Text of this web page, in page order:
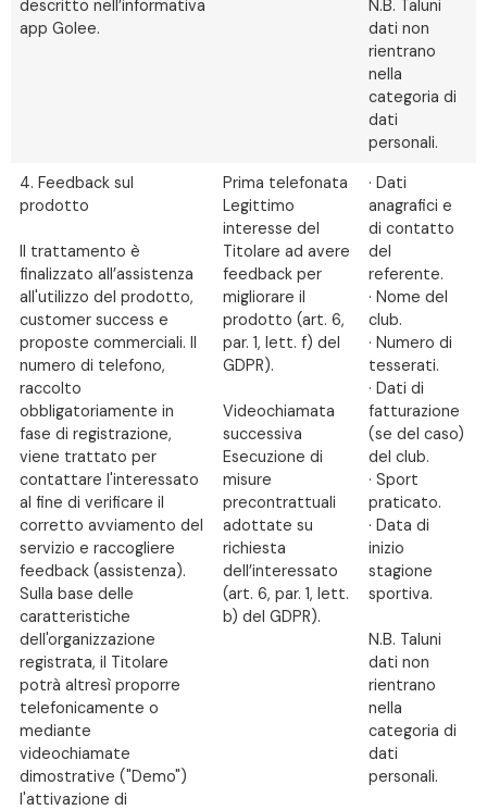
descritto nell’informativa
app Golee.
N.B. Taluni
dati non
rientrano
nella
categoria di
dati
personali.
4. Feedback sul
prodotto
Il trattamento è
finalizzato all’assistenza
all'utilizzo del prodotto,
customer success e
proposte commerciali. Il
numero di telefono,
raccolto
obbligatoriamente in
fase di registrazione,
viene trattato per
contattare l'interessato
al fine di verificare il
corretto avviamento del
servizio e raccogliere
feedback (assistenza).
Sulla base delle
caratteristiche
dell'organizzazione
registrata, il Titolare
potrà altresì proporre
telefonicamente o
mediante
videochiamate
dimostrative ("Demo")
l'attivazione di
Prima telefonata
Legittimo
interesse del
Titolare ad avere
feedback per
migliorare il
prodotto (art. 6,
par. 1, lett. f) del
GDPR).
Videochiamata
successiva
Esecuzione di
misure
precontrattuali
adottate su
richiesta
dell’interessato
(art. 6, par. 1, lett.
b) del GDPR).
· Dati
anagrafici e
di contatto
del
referente.
· Nome del
club.
· Numero di
tesserati.
· Dati di
fatturazione
(se del caso)
del club.
· Sport
praticato.
· Data di
inizio
stagione
sportiva.
N.B. Taluni
dati non
rientrano
nella
categoria di
dati
personali.